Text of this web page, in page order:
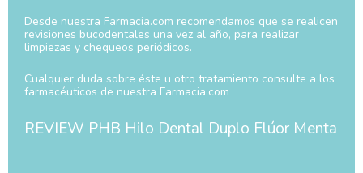
Desde nuestra Farmacia.com recomendamos que se realicen
revisiones bucodentales una vez al año, para realizar
limpiezas y chequeos periódicos.
Cualquier duda sobre éste u otro tratamiento consulte a los
farmacéuticos de nuestra Farmacia.com
REVIEW PHB Hilo Dental Duplo Flúor Menta